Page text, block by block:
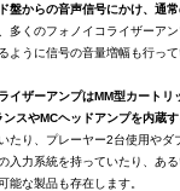
盤からの音声信号にかけ、通
多くのフォノイコライザーア
ように信号の音量増幅も行って
イザーアンプはMM型カートリ
ンスやMCヘッドアンプを内蔵
たり、プレーヤー2台使用やダ
入力系統を持っていたり、あ
能な製品も存在します。